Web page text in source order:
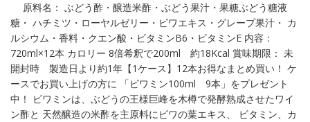
原料名： ぶどう酢・醸造米酢・ぶどう果汁・果糖ぶどう糖液
糖・ ハチミツ・ローヤルゼリー・ビワエキス・グレープ果汁・ カ
ルシウム・香料・クエン酸・ビタミンB6・ビタミンE 内容：
720ml×12本 カロリー 8倍希釈で200ml 約18Kcal 賞味期限： 未
開封時 製造日より約1年【1ケース】12本お得なまとめ買い！ ケ
ースでお買い上げの方に 「ビワミン100ml 9本」をプレゼント
中！ ビワミンは、ぶどうの王様巨峰を木樽で発酵熟成させたワイ
ン酢と 天然醸造の米酢を主原料にビワの葉エキス、 ビタミン、カ